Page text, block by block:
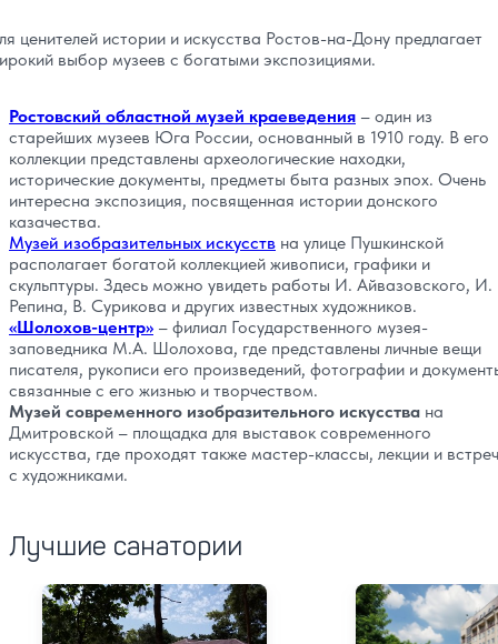
ценителей истории и искусства Ростов-на-Дону предлагает
выбор музеев с богатыми экспозициями.
Ростовский областной музей краеведения – один из
старейших музеев Юга России, основанный в 1910 году. В его
коллекции представлены археологические находки,
исторические документы, предметы быта разных эпох. Очень
интересна экспозиция, посвященная истории донского
казачества.
Музей изобразительных искусств на улице Пушкинской
располагает богатой коллекцией живописи, графики и
скульптуры. Здесь можно увидеть работы И. Айвазовского, И.
Репина, В. Сурикова и других известных художников.
«Шолохов-центр» – филиал Государственного музея-
заповедника М.А. Шолохова, где представлены личные вещи
писателя, рукописи его произведений, фотографии и
связанные с его жизнью и творчеством.
Музей современного изобразительного искусства на
Дмитровской – площадка для выставок современного
искусства, где проходят также мастер-классы, лекции и
с художниками.
Лучшие санатории
Санаторий Сосновая Дача Санаторий